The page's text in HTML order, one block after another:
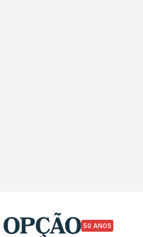
50 ANOS